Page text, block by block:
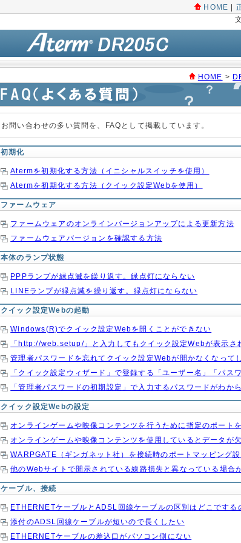
HOME
HOME >
お問い合わせの多い質問を、FAQとして掲載しています。
初期化
Atermを初期化する方法（イニシャルスイッチを使用）
Atermを初期化する方法（クイック設定Webを使用）
ファームウェア
ファームウェアのオンラインバージョンアップによる更新方法
ファームウェアバージョンを確認する方法
本体のランプ状態
PPPランプが緑点滅を繰り返す。緑点灯にならない
LINEランプが緑点滅を繰り返す。緑点灯にならない
クイック設定Webの起動
Windows(R)でクイック設定Webを開くことができない
「http://web.setup/」と入力してもクイック設定Webが表示さ
管理者パスワードを忘れてクイック設定Webが開かなくなって
「クイック設定ウィザード」で登録する「ユーザー名」「パス
「管理者パスワードの初期設定」で入力するパスワードがわか
クイック設定Webの設定
オンラインゲームや映像コンテンツを行うために指定のポート
オンラインゲームや映像コンテンツを使用しているとデータが
WARPGATE（ギンガネット社）を接続時のポートマッピング
他のWebサイトで開示されている線路損失と異なっている場合
ケーブル、接続
ETHERNETケーブルとADSL回線ケーブルの区別はどこでする
添付のADSL回線ケーブルが短いので長くしたい
ETHERNETケーブルの差込口がパソコン側にない